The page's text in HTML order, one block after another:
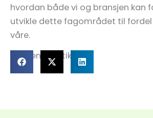
hvordan både vi og bransjen kan
utvikle dette fagområdet til fordel
våre.
Del denne artikkelen